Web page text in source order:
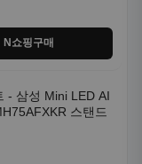
N쇼핑구매
- 삼성 Mini LED AI
스탠드